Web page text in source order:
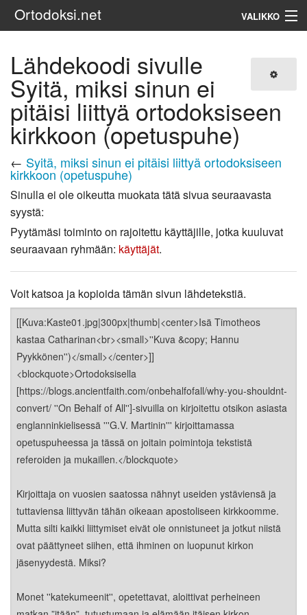
Ortodoksi.net VALIKKO
Haku
Lähdekoodi sivulle
Syitä, miksi sinun ei
pitäisi liittyä ortodoksiseen
kirkkoon (opetuspuhe)
← Syitä, miksi sinun ei pitäisi liittyä ortodoksiseen
kirkkoon (opetuspuhe)
Sinulla ei ole oikeutta muokata tätä sivua seuraavasta
syystä:
Pyytämäsi toiminto on rajoitettu käyttäjille, jotka kuuluvat
seuraavaan ryhmään: käyttäjät.
Voit katsoa ja kopioida tämän sivun lähdetekstiä.